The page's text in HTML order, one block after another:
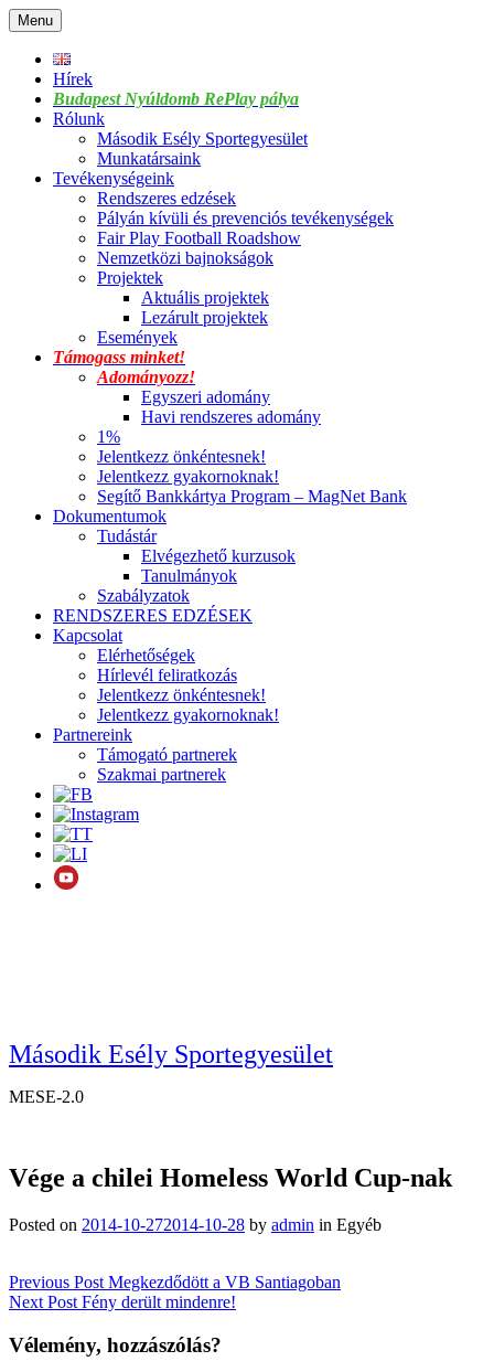
Skip
to
content
Menu
Hírek
Budapest Nyúldomb RePlay pálya
Rólunk
Második Esély Sportegyesület
Munkatársaink
Tevékenységeink
Rendszeres edzések
Pályán kívüli és prevenciós tevékenységek
Fair Play Football Roadshow
Nemzetközi bajnokságok
Projektek
Aktuális projektek
Lezárult projektek
Események
Támogass minket!
Adományozz!
Egyszeri adomány
Havi rendszeres adomány
1%
Jelentkezz önkéntesnek!
Jelentkezz gyakornoknak!
Segítő Bankkártya Program – MagNet Bank
Dokumentumok
Tudástár
Elvégezhető kurzusok
Tanulmányok
Szabályzatok
RENDSZERES EDZÉSEK
Kapcsolat
Elérhetőségek
Hírlevél feliratkozás
Jelentkezz önkéntesnek!
Jelentkezz gyakornoknak!
Partnereink
Támogató partnerek
Szakmai partnerek
Második Esély Sportegyesület
MESE-2.0
Vége a chilei Homeless World Cup-nak
Posted on 2014-10-272014-10-28 by admin in Egyéb
Bejegyzés
navigáció
Previous Post Megkezdődött a VB Santiagoban
Next Post Fény derült mindenre!
Vélemény, hozzászólás?